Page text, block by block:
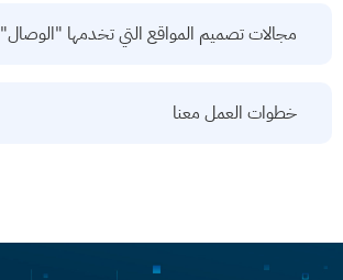
مجالات تصميم المواقع التي تخدمها "الوصال"
خطوات العمل معنا